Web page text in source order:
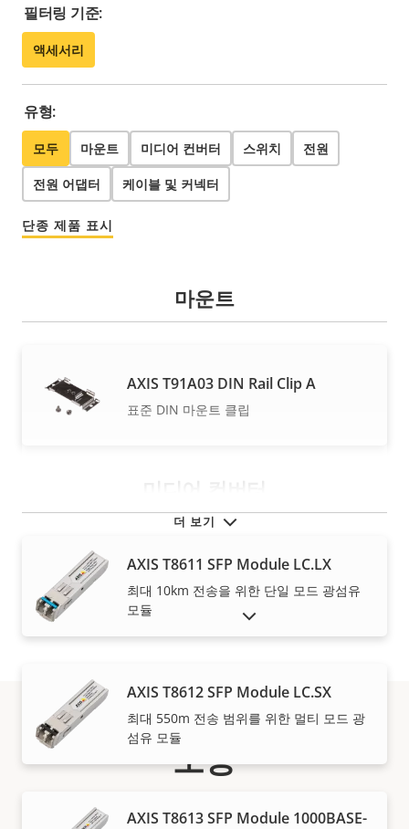
필터링 기준:
액세서리
유형:
모두 마운트 미디어 컨버터 스위치 전원
전원 어댑터 케이블 및 커넥터
단종 제품 표시
더 보기
마운트
AXIS T91A03 DIN Rail Clip A
표준 DIN 마운트 클립
AXIS T8611 SFP Module LC.LX
최대 10km 전송을 위한 단일 모드 광섬유
모듈
AXIS T8612 SFP Module LC.SX
최대 550m 전송 범위를 위한 멀티 모드 광
섬유 모듈
AXIS T8613 SFP Module 1000BASE-
단종 제품 표시
보증